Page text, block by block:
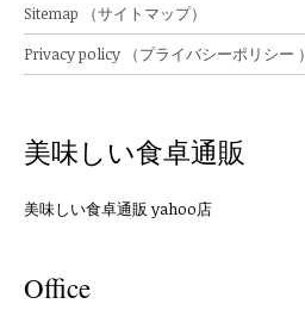
Sitemap （サイトマップ）
Privacy policy （プライバシーポリシー ）
美味しい食卓通販
美味しい食卓通販 yahoo店
Office